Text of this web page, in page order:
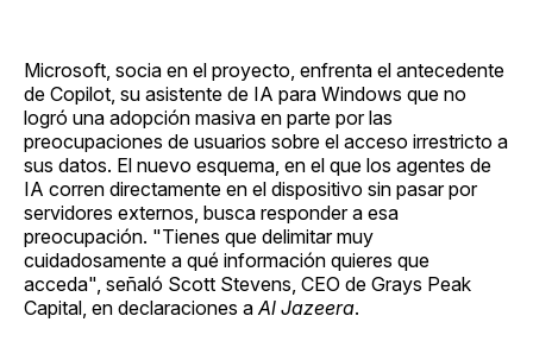
Microsoft, socia en el proyecto, enfrenta el antecedente
de Copilot, su asistente de IA para Windows que no
logró una adopción masiva en parte por las
preocupaciones de usuarios sobre el acceso irrestricto a
sus datos. El nuevo esquema, en el que los agentes de
IA corren directamente en el dispositivo sin pasar por
servidores externos, busca responder a esa
preocupación. "Tienes que delimitar muy
cuidadosamente a qué información quieres que
acceda", señaló Scott Stevens, CEO de Grays Peak
Capital, en declaraciones aAl Jazeera.